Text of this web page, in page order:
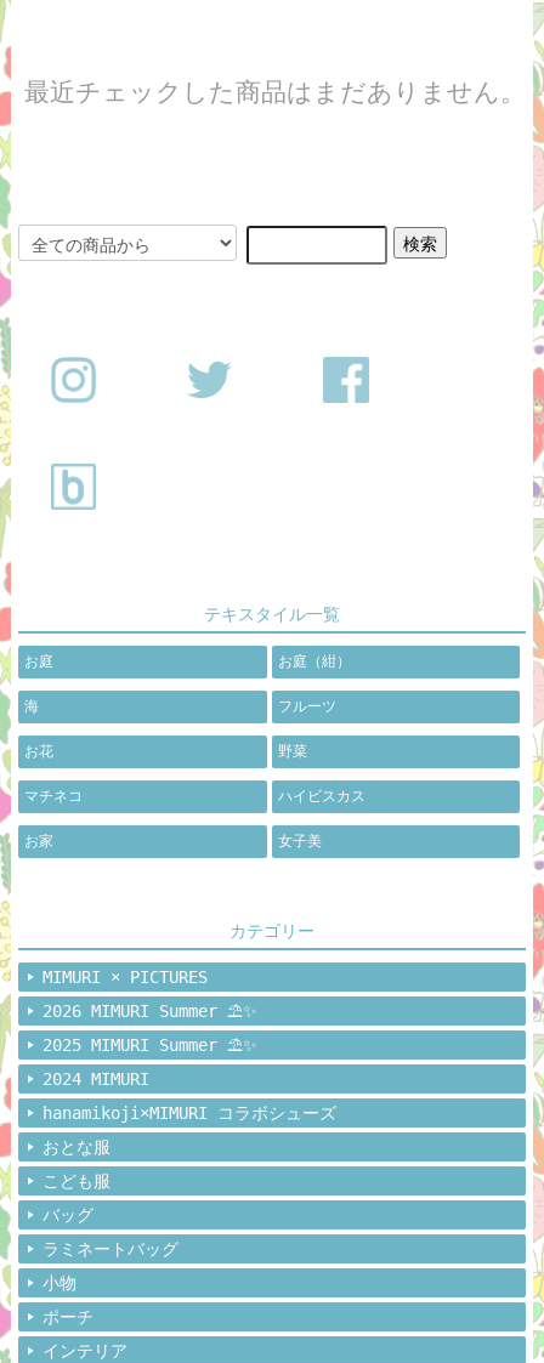
最近チェックした商品はまだありません。
テキスタイル一覧
お庭 お庭（紺）
海 フルーツ
お花 野菜
マチネコ ハイビスカス
お家 女子美
カテゴリー
MIMURI × PICTURES
2026 MIMURI Summer ⛱️✨
2025 MIMURI Summer ⛱️✨
2024 MIMURI
hanamikoji×MIMURI コラボシューズ
おとな服
こども服
バッグ
ラミネートバッグ
小物
ポーチ
インテリア